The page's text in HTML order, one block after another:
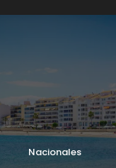
Nacionales